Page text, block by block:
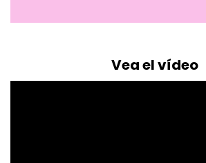
Vea el vídeo